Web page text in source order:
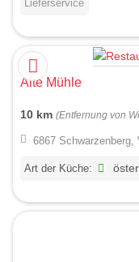
Lieferservice
Alte Mühle
10 km (Entfernung von
6867 Schwarzenberg,
Art der Küche: